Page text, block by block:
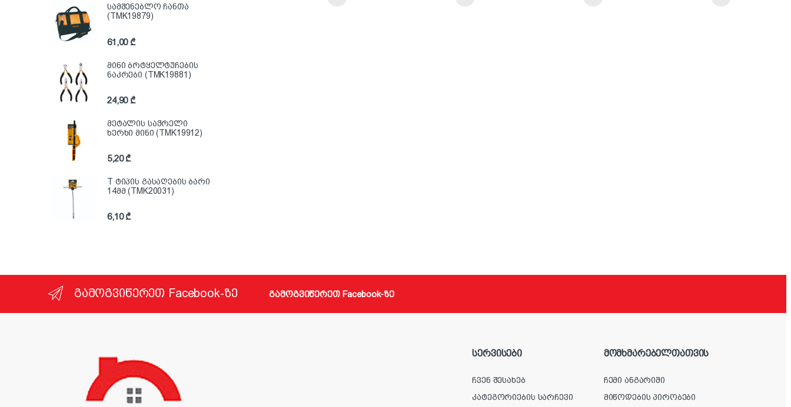
სამშენებლო ჩანთა
(TMK19879)
61,00₾
მინი ბრტყელტუჩების
ნაკრები (TMK19881)
24,90₾
მეტალის საჭრელი
ხერხი მინი (TMK19912)
5,20₾
T ტიპის გასაღების ბარი
14მმ (TMK20031)
6,10₾
გამოგვიწერეთ Facebook-ზე გამოგვიწერეთ Facebook-ზე
სერვისები
ჩვენ შესახებ
კატეგორიების სარჩევი
მომხმარებელთათვის
ჩემი ანგარიში
მიწოდების პირობები